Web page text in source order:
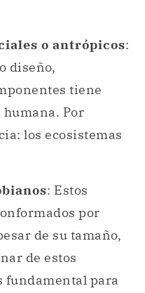
o antrópicos:
diseño,
tiene
Por
los ecosistemas
: Estos
por
de su tamaño,
de estos
fundamental para